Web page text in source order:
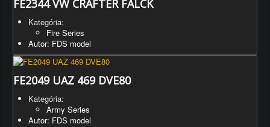
FE2344 VW CRAFTER FALCK
Kategória:
Fire Series
Autor: FDS model
FE2049 UAZ 469 DVE80
Kategória:
Army Series
Autor: FDS model